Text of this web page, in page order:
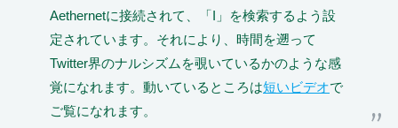
Aethernetに接続されて、「I」を検索するよう設
定されています。それにより、時間を遡って
Twitter界のナルシズムを覗いているかのような感
覚になれます。動いているところは短いビデオで
ご覧になれます。